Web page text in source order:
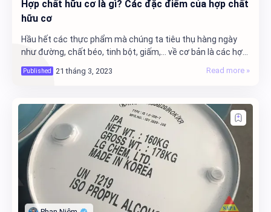
Hợp chất hữu cơ là gì? Các đặc điểm của hợp chất
hữu cơ
Hầu hết các thực phẩm mà chúng ta tiêu thụ hàng ngày
như đường, chất béo, tinh bột, giấm,… về cơ bản là các hợp
chất hữu cơ.